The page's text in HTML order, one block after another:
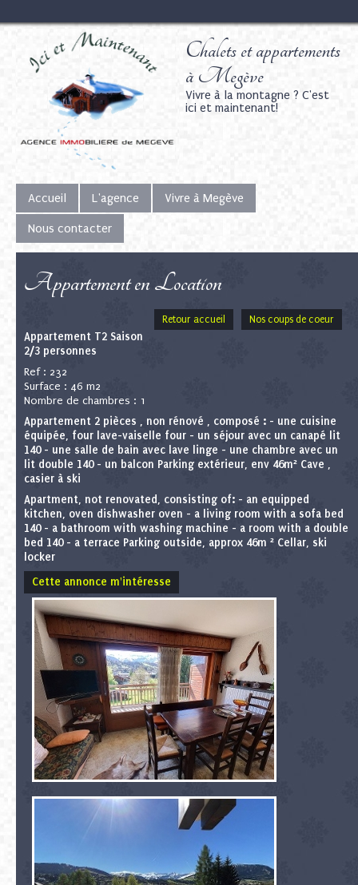
Chalets et appartements
à Megève
Vivre à la montagne ? C'est
ici et maintenant!
Accueil L'agence Vivre à Megève
Nous contacter
Appartement en Location
Retour accueil Nos coups de coeur
Appartement T2 Saison
2/3 personnes
Ref : 232
Surface : 46 m2
Nombre de chambres : 1
Appartement 2 pièces , non rénové , composé : - une cuisine
équipée, four lave-vaiselle four - un séjour avec un canapé lit
140 - une salle de bain avec lave linge - une chambre avec un
lit double 140 - un balcon Parking extérieur, env 46m² Cave ,
casier à ski
Apartment, not renovated, consisting of: - an equipped
kitchen, oven dishwasher oven - a living room with a sofa bed
140 - a bathroom with washing machine - a room with a double
bed 140 - a terrace Parking outside, approx 46m ² Cellar, ski
locker
Cette annonce m'intéresse